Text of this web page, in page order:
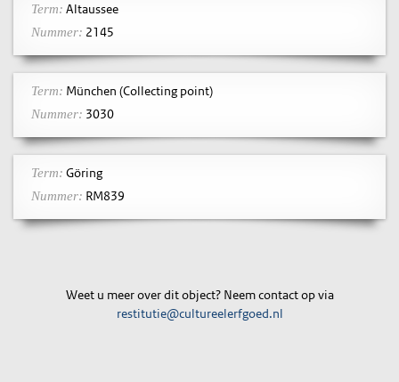
Term: Altaussee
Nummer: 2145
Term: München (Collecting point)
Nummer: 3030
Term: Göring
Nummer: RM839
Weet u meer over dit object? Neem contact op via
restitutie@cultureelerfgoed.nl